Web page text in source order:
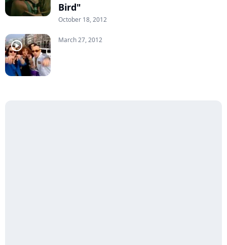
Bird"
October 18, 2012
player2 March 27, 2012